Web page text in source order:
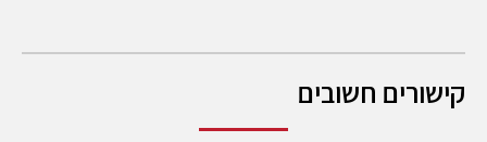
קישורים חשובים